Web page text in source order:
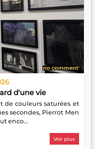
d'une vie
de couleurs saturées et
secondes, Pierrot Men
enco...
Voir plus